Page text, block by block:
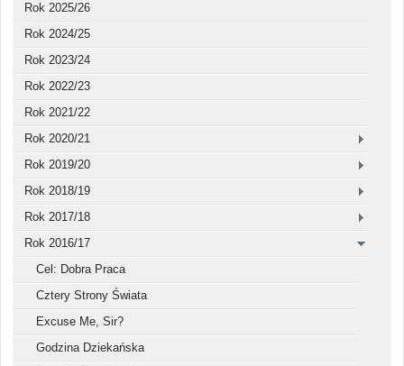
Rok 2025/26
Rok 2024/25
Rok 2023/24
Rok 2022/23
Rok 2021/22
Rok 2020/21
Rok 2019/20
Rok 2018/19
Rok 2017/18
Rok 2016/17
Cel: Dobra Praca
Cztery Strony Świata
Excuse Me, Sir?
Godzina Dziekańska